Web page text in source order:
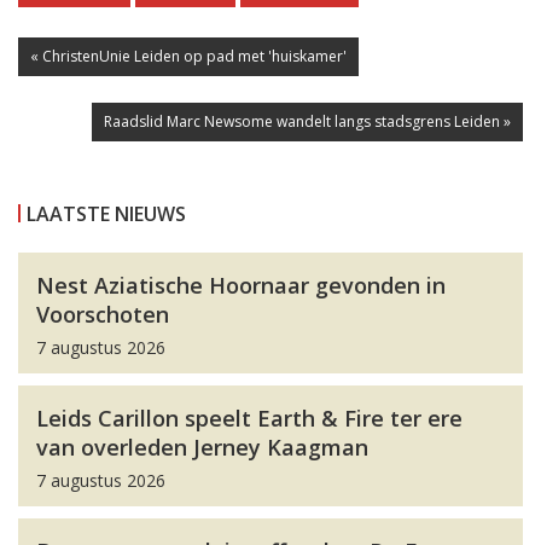
« ChristenUnie Leiden op pad met 'huiskamer'
Raadslid Marc Newsome wandelt langs stadsgrens Leiden »
LAATSTE NIEUWS
Nest Aziatische Hoornaar gevonden in
Voorschoten
7 augustus 2026
Leids Carillon speelt Earth & Fire ter ere
van overleden Jerney Kaagman
7 augustus 2026